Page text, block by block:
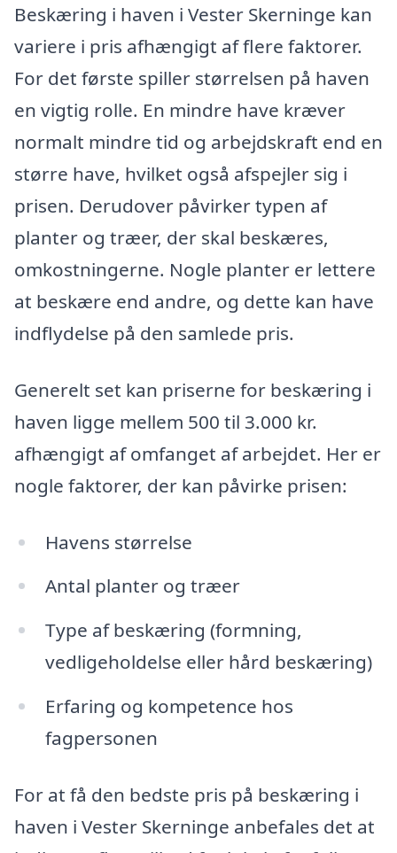
Beskæring i haven i Vester Skerninge kan
variere i pris afhængigt af flere faktorer.
For det første spiller størrelsen på haven
en vigtig rolle. En mindre have kræver
normalt mindre tid og arbejdskraft end en
større have, hvilket også afspejler sig i
prisen. Derudover påvirker typen af
planter og træer, der skal beskæres,
omkostningerne. Nogle planter er lettere
at beskære end andre, og dette kan have
indflydelse på den samlede pris.
Generelt set kan priserne for beskæring i
haven ligge mellem 500 til 3.000 kr.
afhængigt af omfanget af arbejdet. Her er
nogle faktorer, der kan påvirke prisen:
Havens størrelse
Antal planter og træer
Type af beskæring (formning,
vedligeholdelse eller hård beskæring)
Erfaring og kompetence hos
fagpersonen
For at få den bedste pris på beskæring i
haven i Vester Skerninge anbefales det at